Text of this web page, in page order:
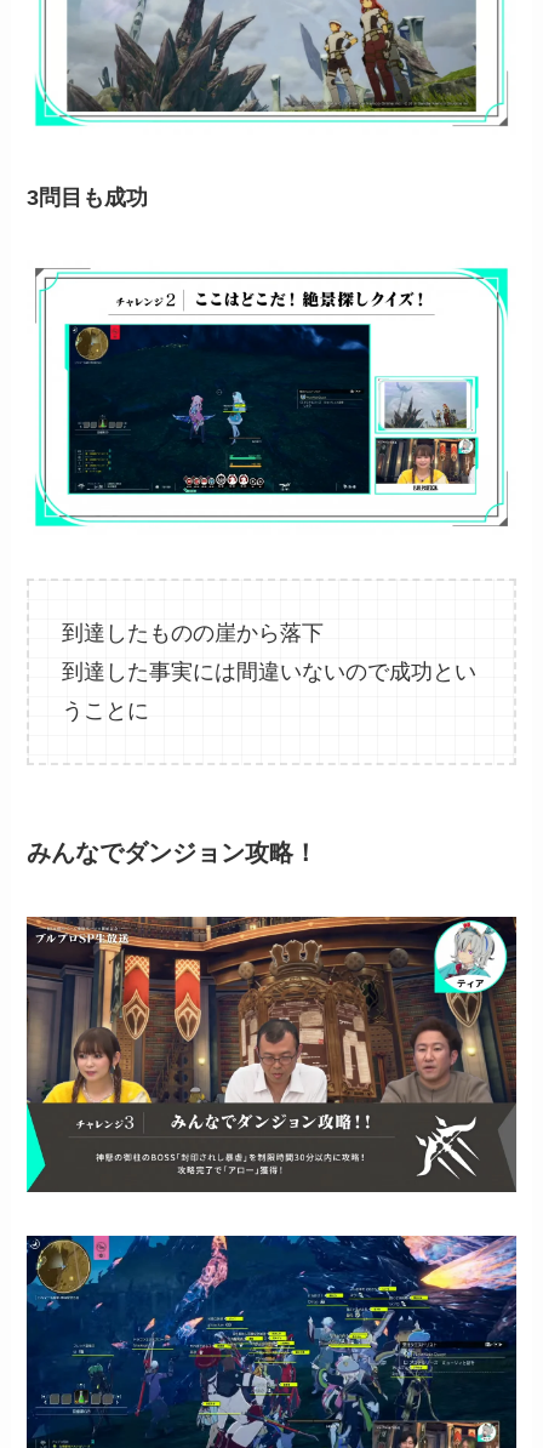
3問目も成功
到達したものの崖から落下
到達した事実には間違いないので成功とい
うことに
みんなでダンジョン攻略！